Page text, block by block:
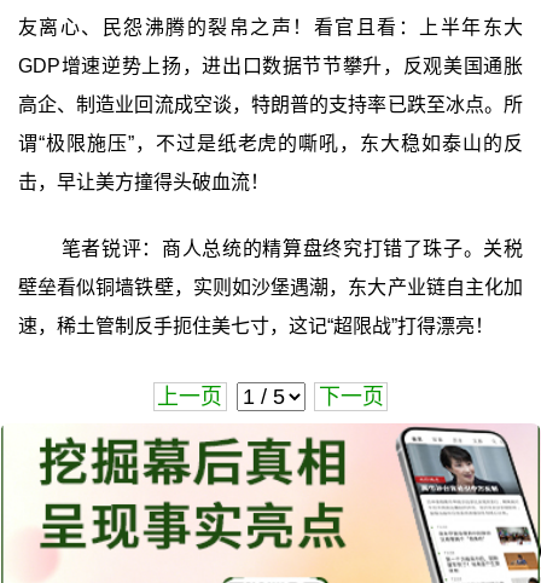
友离心、民怨沸腾的裂帛之声！看官且看：上半年东大
GDP增速逆势上扬，进出口数据节节攀升，反观美国通胀
高企、制造业回流成空谈，特朗普的支持率已跌至冰点。所
谓“极限施压”，不过是纸老虎的嘶吼，东大稳如泰山的反
击，早让美方撞得头破血流！
笔者锐评：商人总统的精算盘终究打错了珠子。关税
壁垒看似铜墙铁壁，实则如沙堡遇潮，东大产业链自主化加
速，稀土管制反手扼住美七寸，这记“超限战”打得漂亮！
上一页 下一页